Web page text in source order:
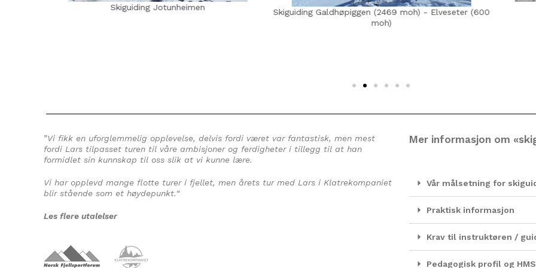
Skiguiding Galdhøpiggen (2469 moh) - Elveseter (600
Skiguiding Hemsedal
”Vi fikk en uforglemmelig opplevelse, delvis fordi været var fantastisk, men mest
fordi Lars tilpasset turen til våre ambisjoner og ferdigheter i tillegg til at han
formidlet sin kunnskap til oss slik at vi kunne lære.
Vi har opplevd mange flotte turer i fjellet, men årets tur med Lars i Klatrekompaniet
blir stående som et høydepunkt.“
Les flere utalelser
Mer informasjon om
Vår målsetning for
Praktisk informasjon
Krav til instruktøren /
Pedagogisk profil og HMS